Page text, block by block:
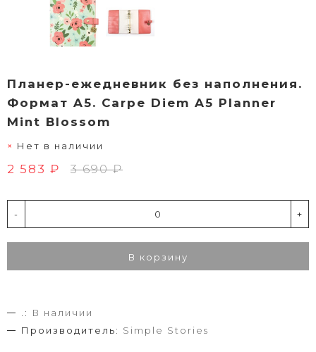
Планер-ежедневник без наполнения.
Формат A5. Carpe Diem A5 Planner
Mint Blossom
Нет в наличии
2 583 ₽ 3 690 ₽
- +
В корзину
.:
В наличии
Производитель: Simple Stories